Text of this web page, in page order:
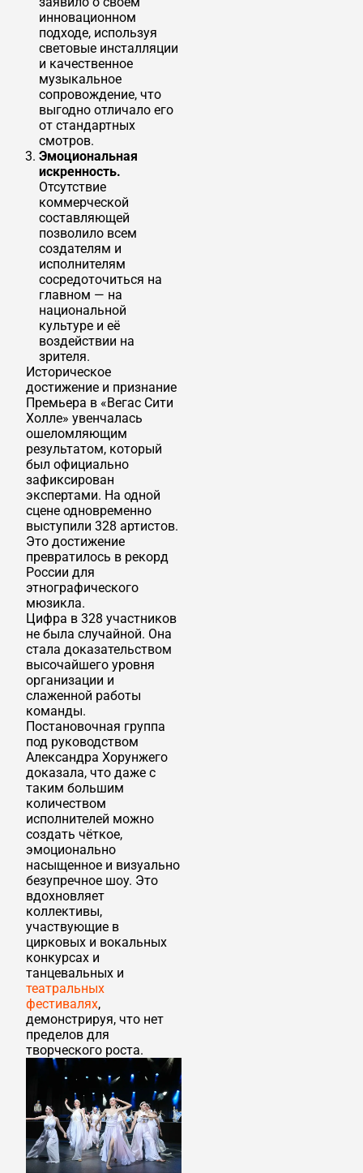
инновационном
подходе, используя
световые инсталляции
и качественное
музыкальное
сопровождение, что
выгодно отличало его
от стандартных
смотров.
Эмоциональная
искренность.
Отсутствие
коммерческой
составляющей
позволило всем
создателям и
исполнителям
сосредоточиться на
главном — на
национальной
культуре и её
воздействии на
зрителя.
Историческое
достижение и признание
Премьера в «Вегас Сити
Холле» увенчалась
ошеломляющим
результатом, который
был официально
зафиксирован
экспертами. На одной
сцене одновременно
выступили 328 артистов.
Это достижение
превратилось в рекорд
России для
этнографического
мюзикла.
Цифра в 328 участников
не была случайной. Она
стала доказательством
высочайшего уровня
организации и
слаженной работы
команды.
Постановочная группа
под руководством
Александра Хорунжего
доказала, что даже с
таким большим
количеством
исполнителей можно
создать чёткое,
эмоционально
насыщенное и визуально
безупречное шоу. Это
вдохновляет
коллективы,
участвующие в
цирковых и вокальных
конкурсах и
танцевальных и
театральных
фестивалях,
демонстрируя, что нет
пределов для
творческого роста.